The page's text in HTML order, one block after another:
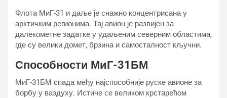
Флота МиГ-31 и даље је снажно концентрисана у
арктичким регионима. Тај авион је развијен за
далекометне задатке у удаљеним северним областима,
где су велики домет, брзина и самосталност кључни.
Способности МиГ-31БМ
МиГ-31БМ спада међу најспособније руске авионе за
борбу у ваздуху. Истиче се великом крстарећом